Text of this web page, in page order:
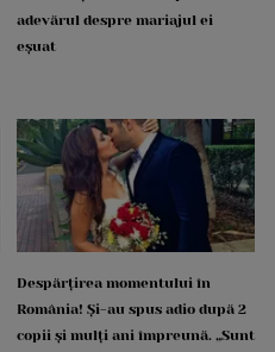
adevărul despre mariajul ei
eșuat
Despărțirea momentului în
România! Și-au spus adio după 2
copii și mulți ani împreună. „Sunt